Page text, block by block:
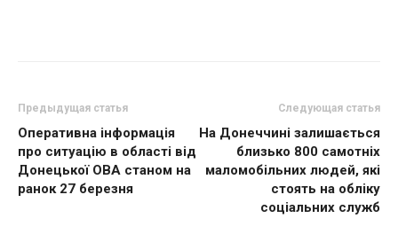
Предыдущая статья
Оперативна інформація
про ситуацію в області від
Донецької ОВА станом на
ранок 27 березня
Следующая статья
На Донеччині залишається
близько 800 самотніх
маломобільних людей, які
стоять на обліку
соціальних служб